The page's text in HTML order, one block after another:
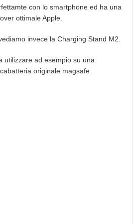
con lo smartphone ed ha una
ottimale Apple.
invece la Charging Stand M2.
utilizzare ad esempio su una
originale magsafe.